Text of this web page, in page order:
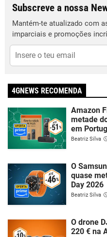
Subscreve a nossa
Mantém-te atualizado com
imparciais e promoções
4GNEWS RECOMENDA
Amazon
metade
em
Beatriz Silva
O
quase
Day 2026
Beatriz Silva
O drone
220 € na